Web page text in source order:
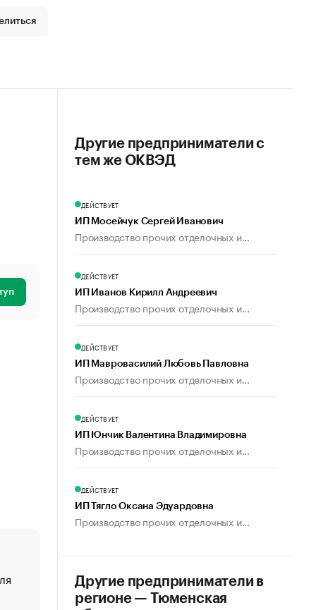
«От спорта тело стареет иначе». Как живет глава
создавшей GTA
Другие предприниматели с
тем же ОКВЭД
ДЕЙСТВУЕТ
ИП Мосейчук Сергей Иванович
Производство прочих отделочных и...
ДЕЙСТВУЕТ
ИП Иванов Кирилл Андреевич
Производство прочих отделочных и...
ДЕЙСТВУЕТ
ИП Мавровасилий Любовь Павловна
Производство прочих отделочных и...
ДЕЙСТВУЕТ
ИП Юнчик Валентина Владимировна
Производство прочих отделочных и...
ДЕЙСТВУЕТ
ИП Тягло Оксана Эдуардовна
Производство прочих отделочных и...
Другие предприниматели в
регионе — Тюменская